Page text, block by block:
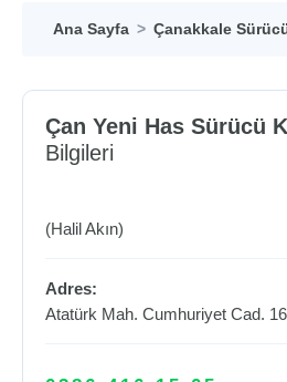
Ana Sayfa Çanakkale
Çan Yeni Has Sürücü
Bilgileri
(Halil Akın)
Adres:
Atatürk Mah. Cumhuriyet Cad. 16